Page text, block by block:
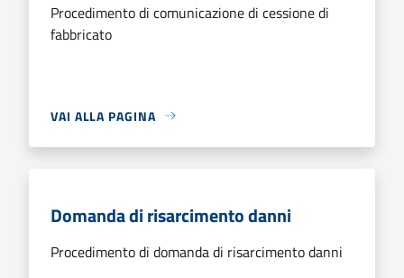
Procedimento di comunicazione di cessione di
fabbricato
VAI ALLA PAGINA
Domanda di risarcimento danni
Procedimento di domanda di risarcimento danni